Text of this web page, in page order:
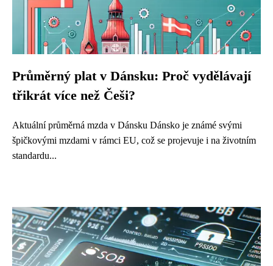
Průměrný plat v Dánsku: Proč vydělávají
třikrát více než Češi?
Aktuální průměrná mzda v Dánsku Dánsko je známé svými
špičkovými mzdami v rámci EU, což se projevuje i na životním
standardu...